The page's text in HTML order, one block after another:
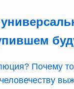
Почему